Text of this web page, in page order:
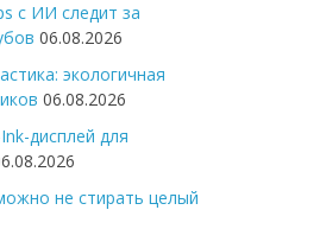
с ИИ следит за
06.08.2026
экологичная
06.08.2026
дисплей для
не стирать целый